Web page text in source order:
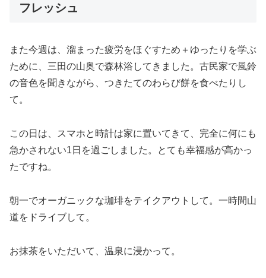
フレッシュ
また今週は、溜まった疲労をほぐすため＋ゆったりを学ぶ
ために、三田の山奥で森林浴してきました。古民家で風鈴
の音色を聞きながら、つきたてのわらび餅を食べたりし
て。
この日は、スマホと時計は家に置いてきて、完全に何にも
急かされない1日を過ごしました。とても幸福感が高かっ
たですね。
朝一でオーガニックな珈琲をテイクアウトして。一時間山
道をドライブして。
お抹茶をいただいて、温泉に浸かって。